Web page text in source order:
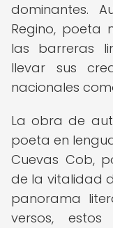
dominantes.
Regino, poeta
las barreras
llevar sus
nacionales
La obra de
poeta en
Cuevas Cob,
de la vitalidad
panorama
versos,